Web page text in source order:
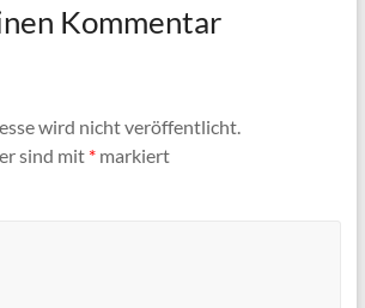
Kommentar
wird nicht veröffentlicht.
sind mit *markiert